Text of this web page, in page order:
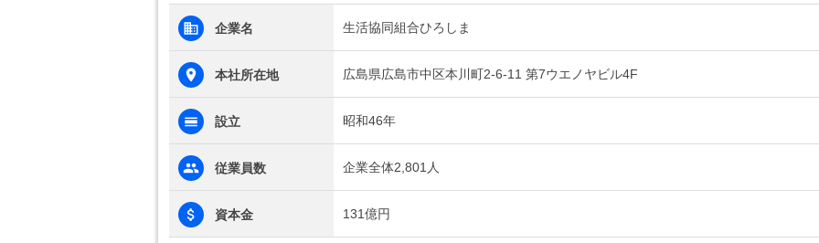
企業名 生活協同組合ひろしま
本社所在地 広島県広島市中区本川町2-6-11 第7ウエノヤビル4F
設立 昭和46年
従業員数 企業全体2,801人
資本金 131億円